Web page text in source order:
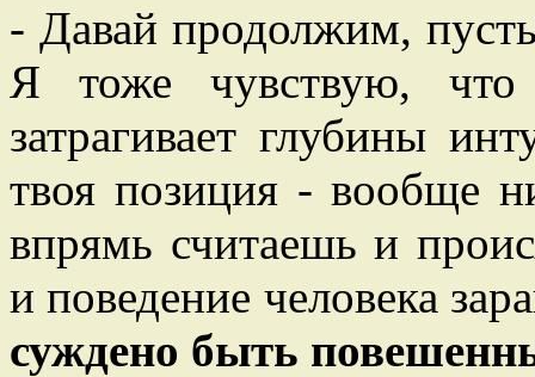
- Давай продолжим,
Я тоже чувствую, что
затрагивает глубины
твоя позиция - вообще
впрямь считаешь и
и поведение человека
суждено быть